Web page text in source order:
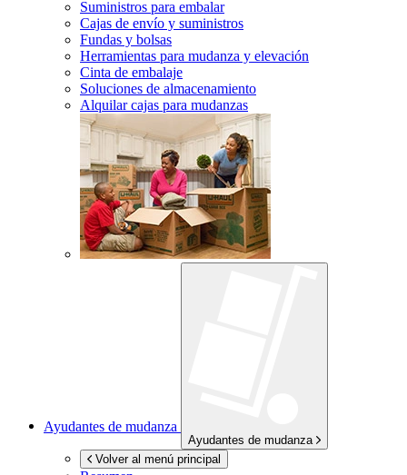
Suministros para embalar
Cajas de envío y suministros
Fundas y bolsas
Herramientas para mudanza y elevación
Cinta de embalaje
Soluciones de almacenamiento
Alquilar cajas para mudanzas
Ayudantes de mudanza
Ayudantes de mudanza
Volver al menú principal